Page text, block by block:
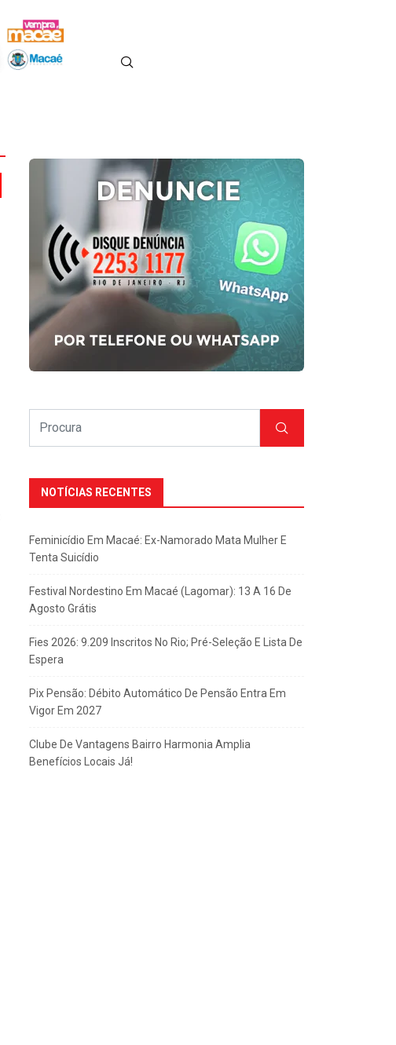
NOTÍCIAS RECENTES
Feminicídio Em Macaé: Ex-Namorado Mata Mulher E
Tenta Suicídio
Festival Nordestino Em Macaé (Lagomar): 13 A 16 De
Agosto Grátis
Fies 2026: 9.209 Inscritos No Rio; Pré-Seleção E Lista De
Espera
Pix Pensão: Débito Automático De Pensão Entra Em
Vigor Em 2027
Clube De Vantagens Bairro Harmonia Amplia
Benefícios Locais Já!